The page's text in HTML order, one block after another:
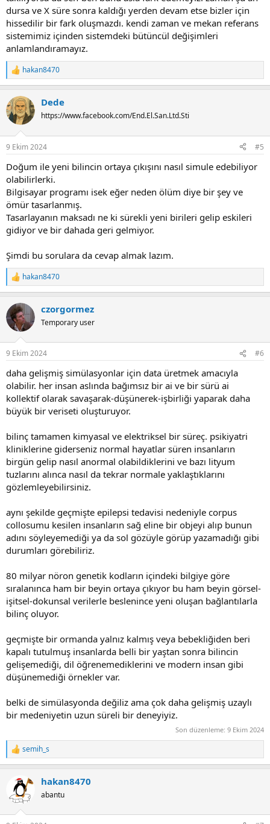
dursa ve X süre sonra kaldığı yerden devam etse bizler için
hissedilir bir fark oluşmazdı. kendi zaman ve mekan referans
sistemimiz içinden sistemdeki bütüncül değişimleri
anlamlandıramayız.
R
e
c
t
i
s
hakan8470
Dede
https://www.facebook.com/End.El.San.Ltd.Sti
9 Ekim 2024 #5
Doğum ile yeni bilincin ortaya çıkışını nasıl simule edebiliyor
olabilirlerki.
Bilgisayar programı isek eğer neden ölüm diye bir şey ve
ömür tasarlanmış.
Tasarlayanın maksadı ne ki sürekli yeni birileri gelip eskileri
gidiyor ve bir dahada geri gelmiyor.
Şimdi bu sorulara da cevap almak lazım.
R
e
c
t
i
s
hakan8470
czorgormez
Temporary user
9 Ekim 2024 #6
daha gelişmiş simülasyonlar için data üretmek amacıyla
olabilir. her insan aslında bağımsız bir ai ve bir sürü ai
kollektif olarak savaşarak-düşünerek-işbirliği yaparak daha
büyük bir veriseti oluşturuyor.
bilinç tamamen kimyasal ve elektriksel bir süreç. psikiyatri
kliniklerine giderseniz normal hayatlar süren insanların
birgün gelip nasıl anormal olabildiklerini ve bazı lityum
tuzlarını alınca nasıl da tekrar normale yaklaştıklarını
gözlemleyebilirsiniz.
aynı şekilde geçmişte epilepsi tedavisi nedeniyle corpus
collosumu kesilen insanların sağ eline bir objeyi alıp bunun
adını söyleyemediği ya da sol gözüyle görüp yazamadığı gibi
durumları görebiliriz.
80 milyar nöron genetik kodların içindeki bilgiye göre
sıralanınca ham bir beyin ortaya çıkıyor bu ham beyin görsel-
işitsel-dokunsal verilerle beslenince yeni oluşan bağlantılarla
bilinç oluyor.
geçmişte bir ormanda yalnız kalmış veya bebekliğiden beri
kapalı tutulmuş insanlarda belli bir yaştan sonra bilincin
gelişemediği, dil öğrenemediklerini ve modern insan gibi
düşünemediği örnekler var.
belki de simülasyonda değiliz ama çok daha gelişmiş uzaylı
bir medeniyetin uzun süreli bir deneyiyiz.
Son düzenleme: 9 Ekim 2024
R
e
i
semih_s
hakan8470
abantu